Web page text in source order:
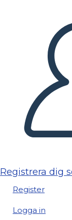
Registrera dig
Register
Logga in